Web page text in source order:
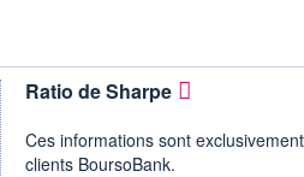
Ratio de Sharpe
Ces informations sont
clients BoursoBank.